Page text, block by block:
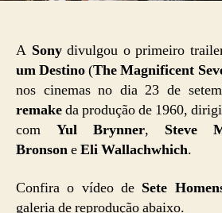
A Sonydivulgou o primeiro
um Destino(The Magnificent
nos cinemas no dia 23 de
remakeda produção de 1960,
com Yul Brynner, Steve
BronsoneEli Wallachwhich.
Confira o vídeo de Sete
galeria de reprodução abaixo.